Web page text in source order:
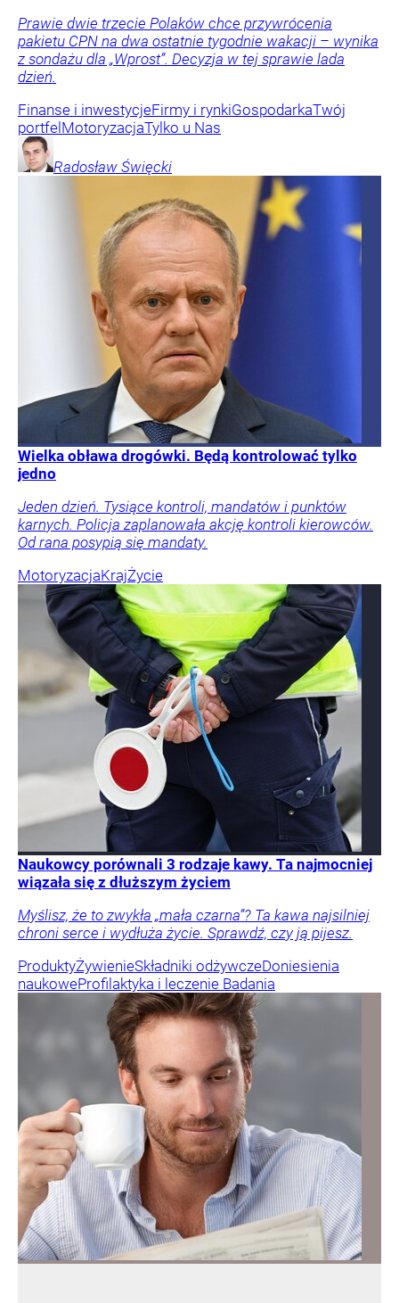
Prawie dwie trzecie Polaków chce przywrócenia
pakietu CPN na dwa ostatnie tygodnie wakacji – wynika
z sondażu dla „Wprost”. Decyzja w tej sprawie lada
dzień.
Finanse i inwestycjeFirmy i rynkiGospodarkaTwój
portfel MotoryzacjaTylko u Nas
Radosław Święcki
Wielka obława drogówki. Będą kontrolować tylko
jedno
Jeden dzień. Tysiące kontroli, mandatów i punktów
karnych. Policja zaplanowała akcję kontroli kierowców.
Od rana posypią się mandaty.
MotoryzacjaKrajŻycie
Naukowcy porównali 3 rodzaje kawy. Ta najmocniej
wiązała się z dłuższym życiem
Myślisz, że to zwykła „mała czarna”? Ta kawa najsilniej
chroni serce i wydłuża życie. Sprawdź, czy ją pijesz.
ProduktyŻywienieSkładniki odżywczeDoniesienia
naukoweProfilaktyka i leczenie Badania